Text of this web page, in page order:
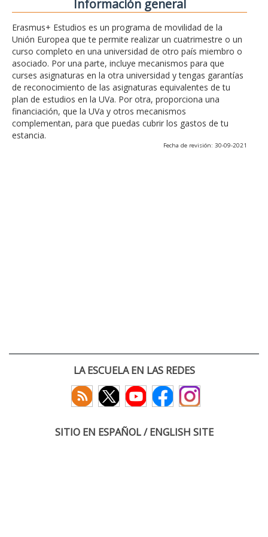
Información general
Erasmus+ Estudios es un programa de movilidad de la
Unión Europea que te permite realizar un cuatrimestre o un
curso completo en una universidad de otro país miembro o
asociado. Por una parte, incluye mecanismos para que
curses asignaturas en la otra universidad y tengas garantías
de reconocimiento de las asignaturas equivalentes de tu
plan de estudios en la UVa. Por otra, proporciona una
financiación, que la UVa y otros mecanismos
complementan, para que puedas cubrir los gastos de tu
estancia.
Fecha de revisión: 30-09-2021
LA ESCUELA EN LAS REDES
SITIO EN ESPAÑOL / ENGLISH SITE